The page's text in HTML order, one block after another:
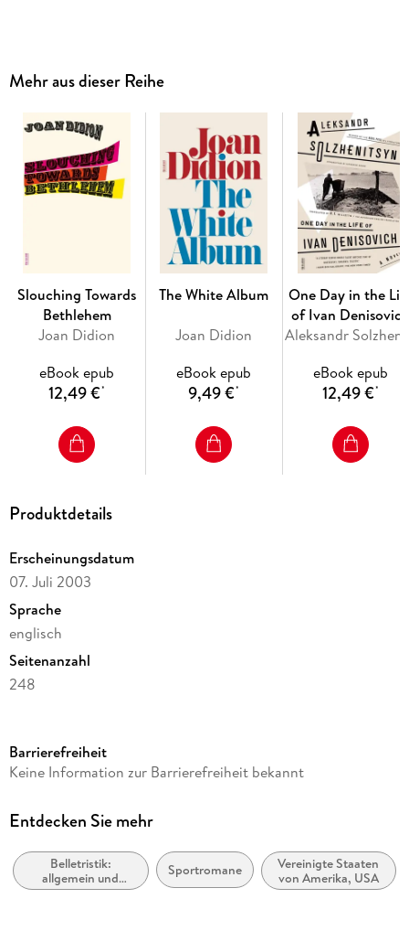
story of a superbly gifted "natural" at play in the fields of the
old daylight baseball era-and invested it with the
hardscrabble poetry, at once grand and altogether
believable, that runs through all his best work. Four decades
later, Alfred Kazin's comment still holds true: "Malamud has
done something which-now that he has done it! -looks as if
we have been waiting for it all our lives. He has really raised
the whole passion and craziness and fanaticism of baseball
as a popular spectacle to its ordained place in mythology."
Mehr aus dieser Reihe
Slouching Towards
Bethlehem
Joan Didion
eBook epub
12,49 €*
The White Album
Joan Didion
eBook epub
9,49 €*
One Day in the
of Ivan
eBook epub
12,49 €*
Produktdetails
Erscheinungsdatum
07. Juli 2003
Sprache
englisch
Seitenanzahl
248
Reihe
Autor/Autorin
Verlag/Hersteller
Farrar, Straus and Giroux
Barrierefreiheit
Keine Information zur Barrierefreiheit bekannt
Entdecken Sie mehr
Belletristik:
allgemein und
literarisch, nicht
Sportromane
Vereinigte Staaten
von Amerika, USA